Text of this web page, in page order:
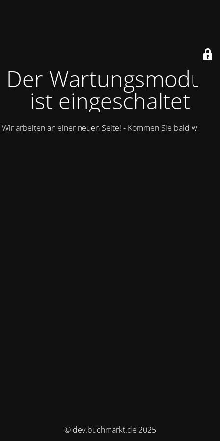
Der Wartungsmodus
ist eingeschaltet
Wir arbeiten an einer neuen Seite! - Kommen Sie bald wieder.
© dev.buchmarkt.de 2025